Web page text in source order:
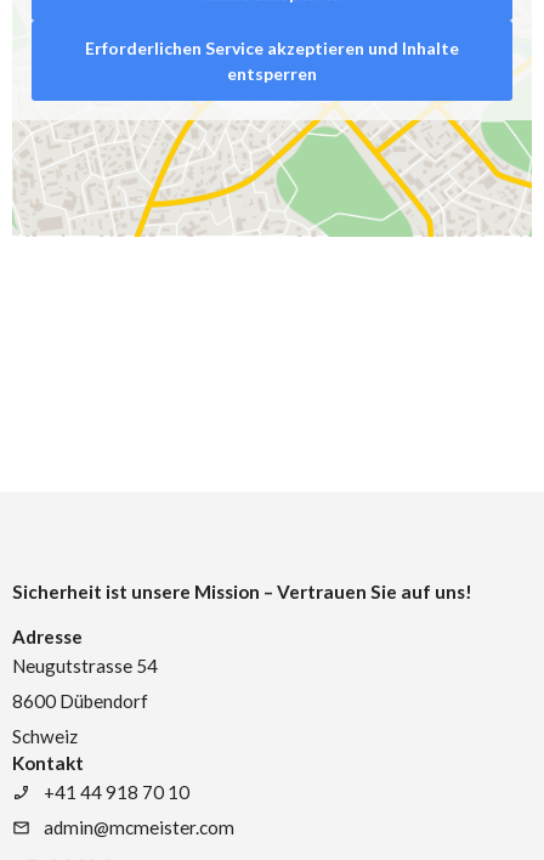
Erforderlichen Service akzeptieren und Inhalte
entsperren
Sicherheit ist unsere Mission – Vertrauen Sie auf uns!
Adresse
Neugutstrasse 54
8600 Dübendorf
Schweiz
Kontakt
+41 44 918 70 10
admin@mcmeister.com